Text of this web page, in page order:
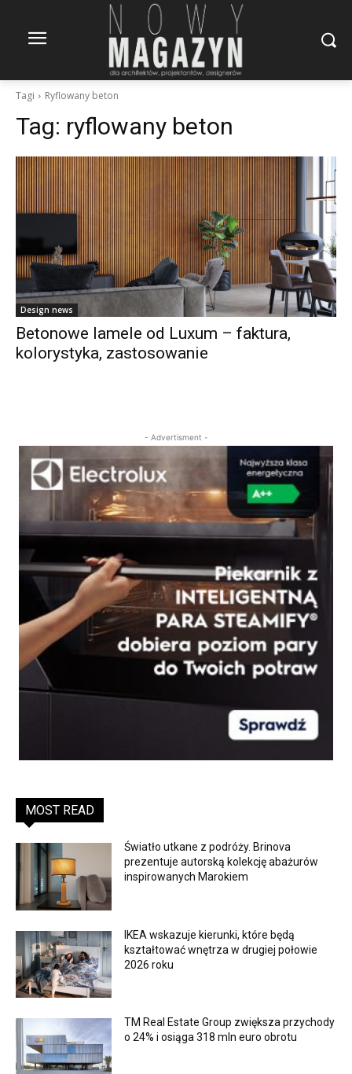
Tagi Ryflowany beton
Tag: ryflowany beton
Design news
Betonowe lamele od Luxum – faktura,
kolorystyka, zastosowanie
- Advertisment -
MOST READ
Światło utkane z podróży. Brinova
prezentuje autorską kolekcję abażurów
inspirowanych Marokiem
IKEA wskazuje kierunki, które będą
kształtować wnętrza w drugiej połowie
2026 roku
TM Real Estate Group zwiększa przychody
o 24% i osiąga 318 mln euro obrotu